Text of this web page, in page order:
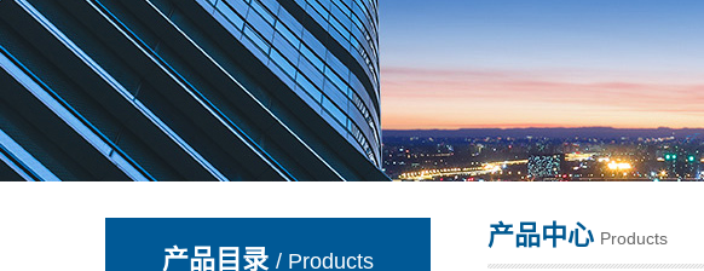
深圳市深博瑞仪器仪表有限公司
产品目录/ Products
产品中心 Products